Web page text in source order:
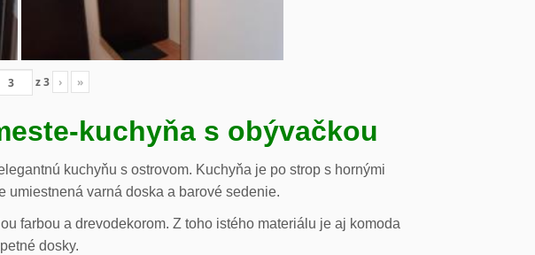
z3 › »
kuchyňa s obývačkou
kuchyňu s ostrovom. Kuchyňa je po strop s hornými
umiestnená varná doska a barové sedenie.
farbou a drevodekorom. Z toho istého materiálu je aj komoda
dosky.